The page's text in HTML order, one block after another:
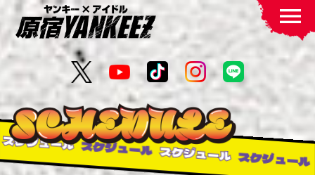
menu
ジュール スケジュール スケジュール スケジュール ス